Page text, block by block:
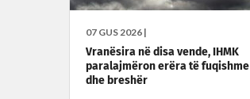
07 GUS 2026 |
Vranësira në disa vende, IHMK
paralajmëron erëra të fuqishme
dhe breshër